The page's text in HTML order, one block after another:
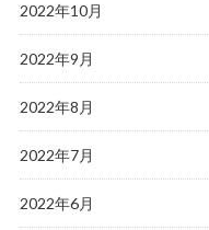
2022年10月
2022年9月
2022年8月
2022年7月
2022年6月